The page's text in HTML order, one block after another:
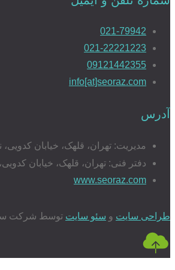
021-79942
021-22221223
09121442355
info[at]seoraz.com
آدرس
مدیریت: تهران، قلهک، خیابان کدویی، نبش
دفتر فنی: تهران، قلهک، خیابان کدویی، نبش
www.seoraz.com
طراحی سایت و سئو سایت توسط شرکت